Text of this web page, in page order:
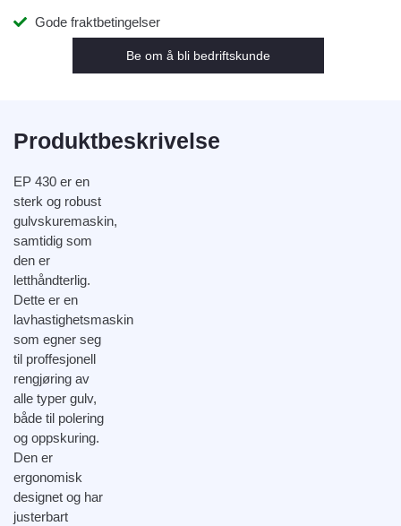
Gode fraktbetingelser
Be om å bli bedriftskunde
Produktbeskrivelse
EP 430 er en
sterk og robust
gulvskuremaskin,
samtidig som
den er
letthåndterlig.
Dette er en
lavhastighetsmaskin
som egner seg
til proffesjonell
rengjøring av
alle typer gulv,
både til polering
og oppskuring.
Den er
ergonomisk
designet og har
justerbart